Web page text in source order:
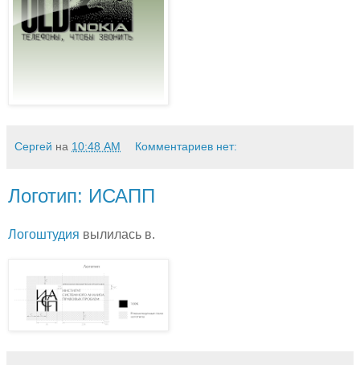
Сергей на 10:48 AM Комментариев нет:
Логотип: ИСАПП
Логоштудия вылилась в.